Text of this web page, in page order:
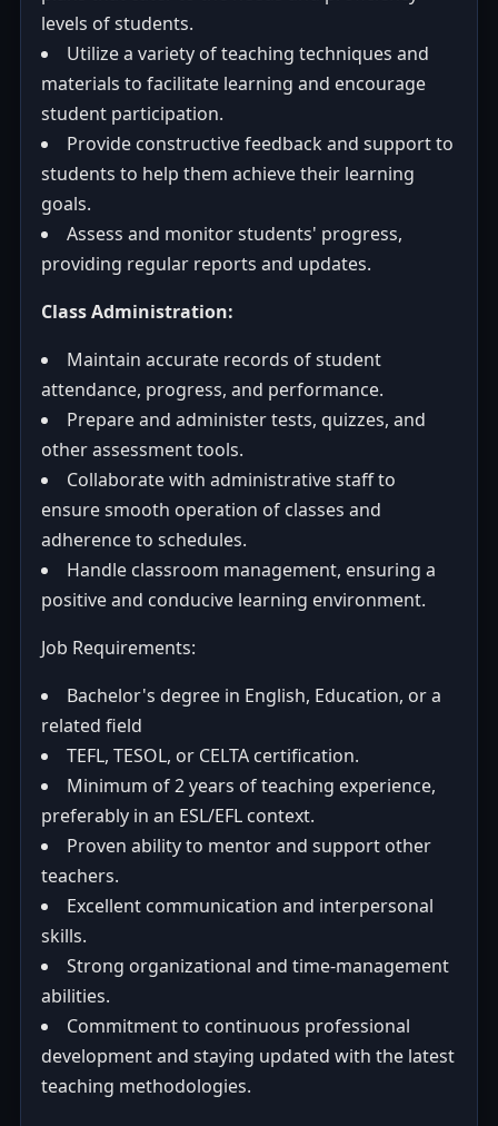
levels of students.
Utilize a variety of teaching techniques and
materials to facilitate learning and encourage
student participation.
Provide constructive feedback and support to
students to help them achieve their learning
goals.
Assess and monitor students' progress,
providing regular reports and updates.
Class Administration:
Maintain accurate records of student
attendance, progress, and performance.
Prepare and administer tests, quizzes, and
other assessment tools.
Collaborate with administrative staff to
ensure smooth operation of classes and
adherence to schedules.
Handle classroom management, ensuring a
positive and conducive learning environment.
Job Requirements:
Bachelor's degree in English, Education, or a
related field
TEFL, TESOL, or CELTA certification.
Minimum of 2 years of teaching experience,
preferably in an ESL/EFL context.
Proven ability to mentor and support other
teachers.
Excellent communication and interpersonal
skills.
Strong organizational and time-management
abilities.
Commitment to continuous professional
development and staying updated with the latest
teaching methodologies.